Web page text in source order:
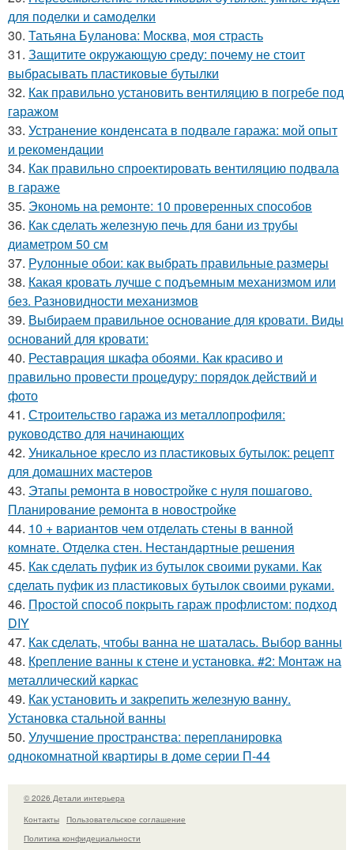
для поделки и самоделки
30. Татьяна Буланова: Москва, моя страсть
31. Защитите окружающую среду: почему не стоит
выбрасывать пластиковые бутылки
32. Как правильно установить вентиляцию в погребе под
гаражом
33. Устранение конденсата в подвале гаража: мой опыт
и рекомендации
34. Как правильно спроектировать вентиляцию подвала
в гараже
35. Экономь на ремонте: 10 проверенных способов
36. Как сделать железную печь для бани из трубы
диаметром 50 см
37. Рулонные обои: как выбрать правильные размеры
38. Какая кровать лучше с подъемным механизмом или
без. Разновидности механизмов
39. Выбираем правильное основание для кровати. Виды
оснований для кровати:
40. Реставрация шкафа обоями. Как красиво и
правильно провести процедуру: порядок действий и
фото
41. Строительство гаража из металлопрофиля:
руководство для начинающих
42. Уникальное кресло из пластиковых бутылок: рецепт
для домашних мастеров
43. Этапы ремонта в новостройке с нуля пошагово.
Планирование ремонта в новостройке
44. 10 + вариантов чем отделать стены в ванной
комнате. Отделка стен. Нестандартные решения
45. Как сделать пуфик из бутылок своими руками. Как
сделать пуфик из пластиковых бутылок своими руками.
46. Простой способ покрыть гараж профлистом: подход
DIY
47. Как сделать, чтобы ванна не шаталась. Выбор ванны
48. Крепление ванны к стене и установка. #2: Монтаж на
металлический каркас
49. Как установить и закрепить железную ванну.
Установка стальной ванны
50. Улучшение пространства: перепланировка
однокомнатной квартиры в доме серии П-44
© 2026 Детали интерьера
Контакты
Пользовательское соглашение
Политика конфидециальности